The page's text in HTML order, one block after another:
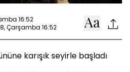
16:52
Çarşamba 16:52
karışık seyirle başladı